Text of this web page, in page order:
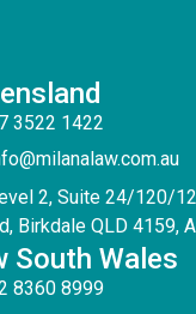
3522 1422
2, Suite 24/120/
Birkdale QLD 4159,
South Wales
8360 8999